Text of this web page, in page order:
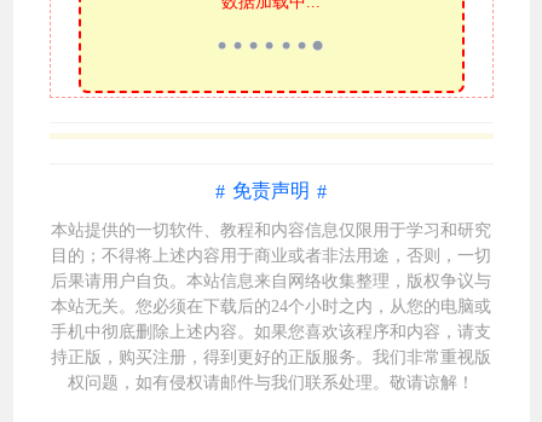
免责声明
本站提供的一切软件、教程和内容信息仅限用于学习和研究
目的；不得将上述内容用于商业或者非法用途，否则，一切
后果请用户自负。本站信息来自网络收集整理，版权争议与
本站无关。您必须在下载后的24个小时之内，从您的电脑或
手机中彻底删除上述内容。如果您喜欢该程序和内容，请支
持正版，购买注册，得到更好的正版服务。我们非常重视版
权问题，如有侵权请邮件与我们联系处理。敬请谅解！